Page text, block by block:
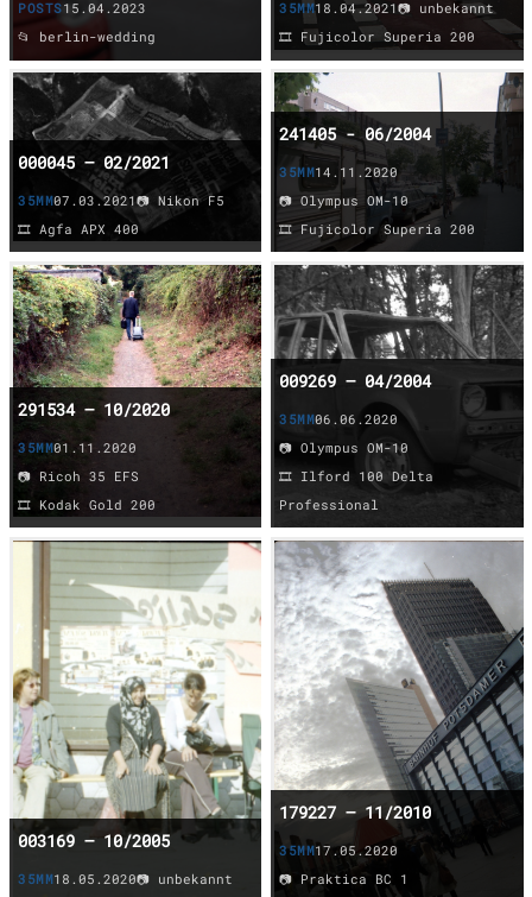
POSTS15.04.2023
📂 berlin-wedding
35MM18.04.2021📷 unbekannt
🎞️ Fujicolor Superia 200
000045 – 02/2021
35MM07.03.2021📷 Nikon F5
🎞️ Agfa APX 400
241405 - 06/2004
35MM14.11.2020
📷 Olympus OM-10
🎞️ Fujicolor Superia 200
291534 – 10/2020
35MM01.11.2020
📷 Ricoh 35 EFS
🎞️ Kodak Gold 200
009269 – 04/2004
35MM06.06.2020
📷 Olympus OM-10
🎞️ Ilford 100 Delta
Professional
003169 – 10/2005
35MM18.05.2020📷 unbekannt
179227 – 11/2010
35MM17.05.2020
📷 Praktica BC 1